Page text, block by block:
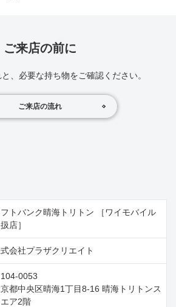
ご来店の前に
、必要な持ち物をご確認ください。
ご来店の流れ
フトバンク晴海トリトン ［ワイモバイル
店］
会社プラザクリエイト
0053
都中央区晴海1丁目8‐16 晴海トリトンス
ア2階